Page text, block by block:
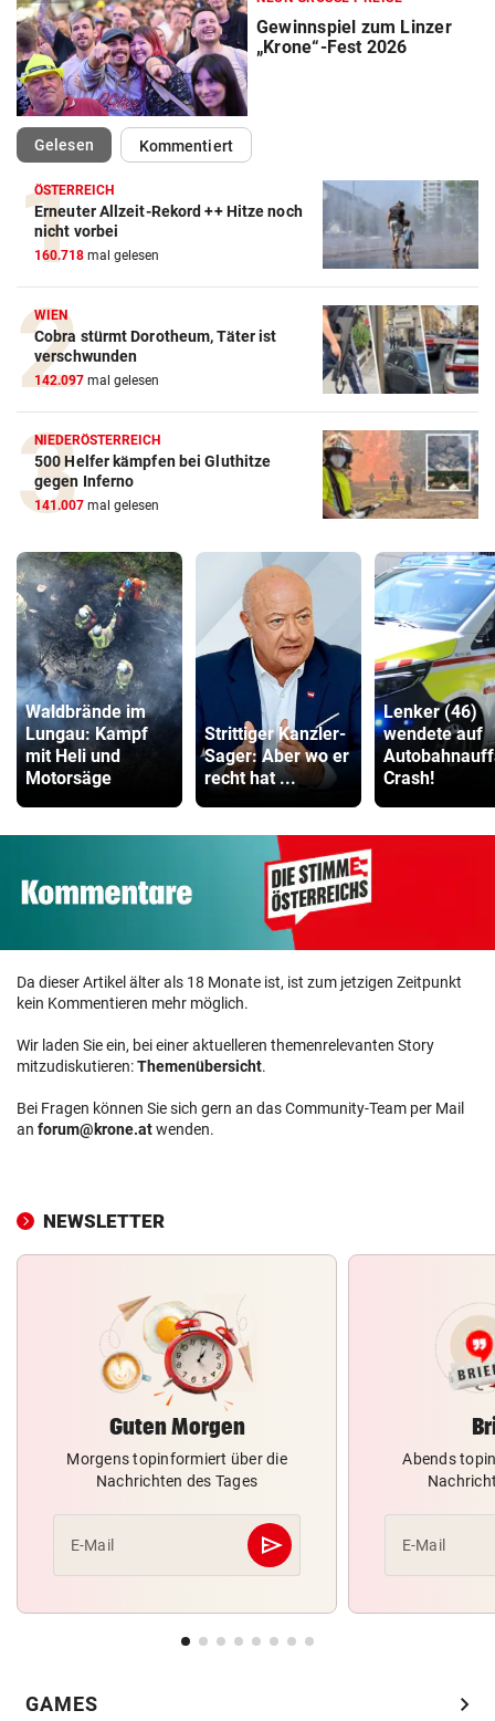
Gewinnspiel zum Linzer
„Krone“-Fest 2026
Gelesen(ausgewählt)Kommentiert
ÖSTERREICH
Erneuter Allzeit-Rekord ++ Hitze noch
nicht vorbei
160.718 mal gelesen
WIEN
Cobra stürmt Dorotheum, Täter ist
verschwunden
142.097 mal gelesen
NIEDERÖSTERREICH
500 Helfer kämpfen bei Gluthitze
gegen Inferno
141.007 mal gelesen
Waldbrände im
Lungau: Kampf
mit Heli und
Motorsäge
Strittiger Kanzler-
Sager: Aber wo er
recht hat ...
Lenker (46)
wendete auf
Crash!
Da dieser Artikel älter als 18 Monate ist, ist zum jetzigen Zeitpunkt
kein Kommentieren mehr möglich.
Wir laden Sie ein, bei einer aktuelleren themenrelevanten Story
mitzudiskutieren:Themenübersicht.
Bei Fragen können Sie sich gern an das Community-Team per Mail
an forum@krone.atwenden.
NEWSLETTER
Guten Morgen
Morgens topinformiert über die
Nachrichten des Tages
E-Mail send
Abschicken
Abends
E-Mail
GAMES chevron_right